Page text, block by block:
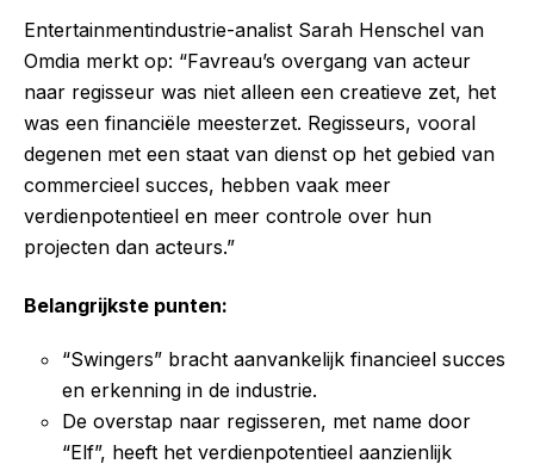
Entertainmentindustrie-analist Sarah Henschel van
Omdia merkt op: “Favreau’s overgang van acteur
naar regisseur was niet alleen een creatieve zet, het
was een financiële meesterzet. Regisseurs, vooral
degenen met een staat van dienst op het gebied van
commercieel succes, hebben vaak meer
verdienpotentieel en meer controle over hun
projecten dan acteurs.”
Belangrijkste punten:
“Swingers” bracht aanvankelijk financieel succes
en erkenning in de industrie.
De overstap naar regisseren, met name door
“Elf”, heeft het verdienpotentieel aanzienlijk